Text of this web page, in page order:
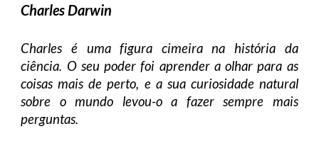
Charles Darwin
Charles é uma figura cimeira na história da
ciência. O seu poder foi aprender a olhar para as
coisas mais de perto, e a sua curiosidade natural
sobre o mundo levou-o a fazer sempre mais
perguntas.